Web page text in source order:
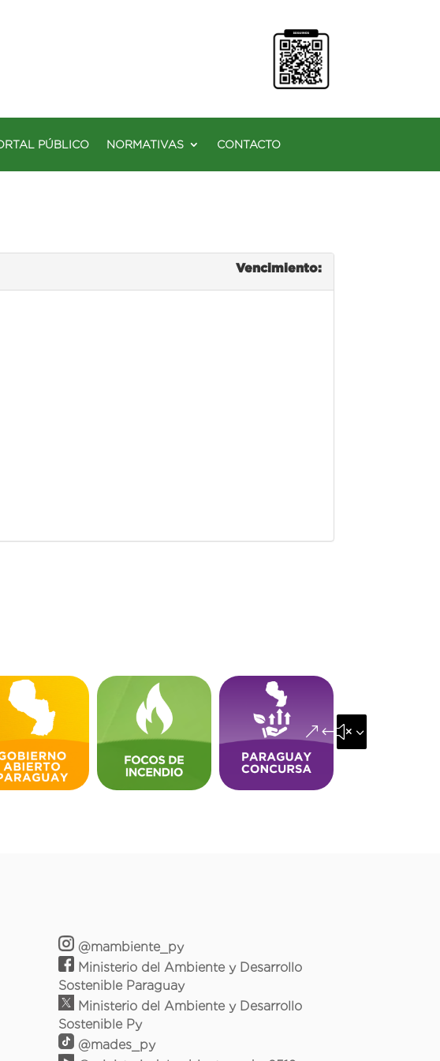
PÚBLICO NORMATIVAS CONTACTO
Vencimiento:
&#x35;
@mambiente_py
Ministerio del Ambiente y Desarrollo
Sostenible Paraguay
Ministerio del Ambiente y Desarrollo
Sostenible Py
@mades_py